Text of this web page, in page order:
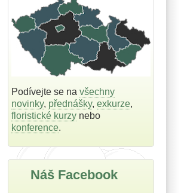
Podívejte se na všechny
novinky, přednášky, exkurze,
floristické kurzynebo
konference.
Náš Facebook